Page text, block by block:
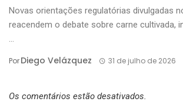
Novas orientações regulatórias divulgadas
reacendem o debate sobre carne cultivada,
...
PorDiego Velázquez 31 de julho de 2026
Os comentários estão desativados.